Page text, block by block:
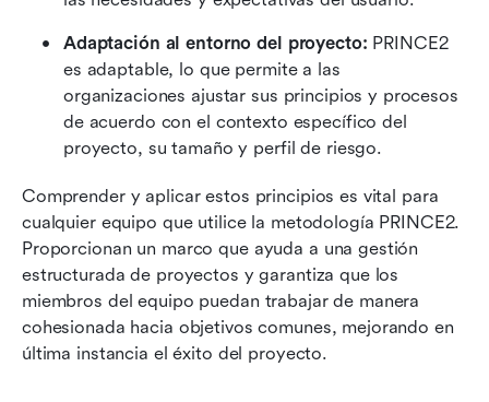
Adaptación al entorno del proyecto: PRINCE2
es adaptable, lo que permite a las
organizaciones ajustar sus principios y procesos
de acuerdo con el contexto específico del
proyecto, su tamaño y perfil de riesgo.
Comprender y aplicar estos principios es vital para
cualquier equipo que utilice la metodología PRINCE2.
Proporcionan un marco que ayuda a una gestión
estructurada de proyectos y garantiza que los
miembros del equipo puedan trabajar de manera
cohesionada hacia objetivos comunes, mejorando en
última instancia el éxito del proyecto.